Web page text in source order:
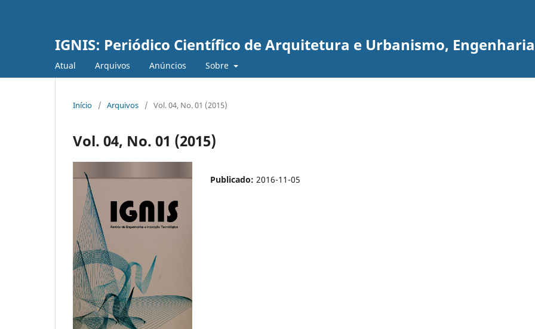
IGNIS: Periódico Científico de Arquitetura e Urbanismo,
Atual Arquivos Anúncios Sobre
Início / Arquivos / Vol. 04, No. 01 (2015)
Vol. 04, No. 01 (2015)
Publicado: 2016-11-05